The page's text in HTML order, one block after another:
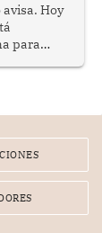
Hoy
para